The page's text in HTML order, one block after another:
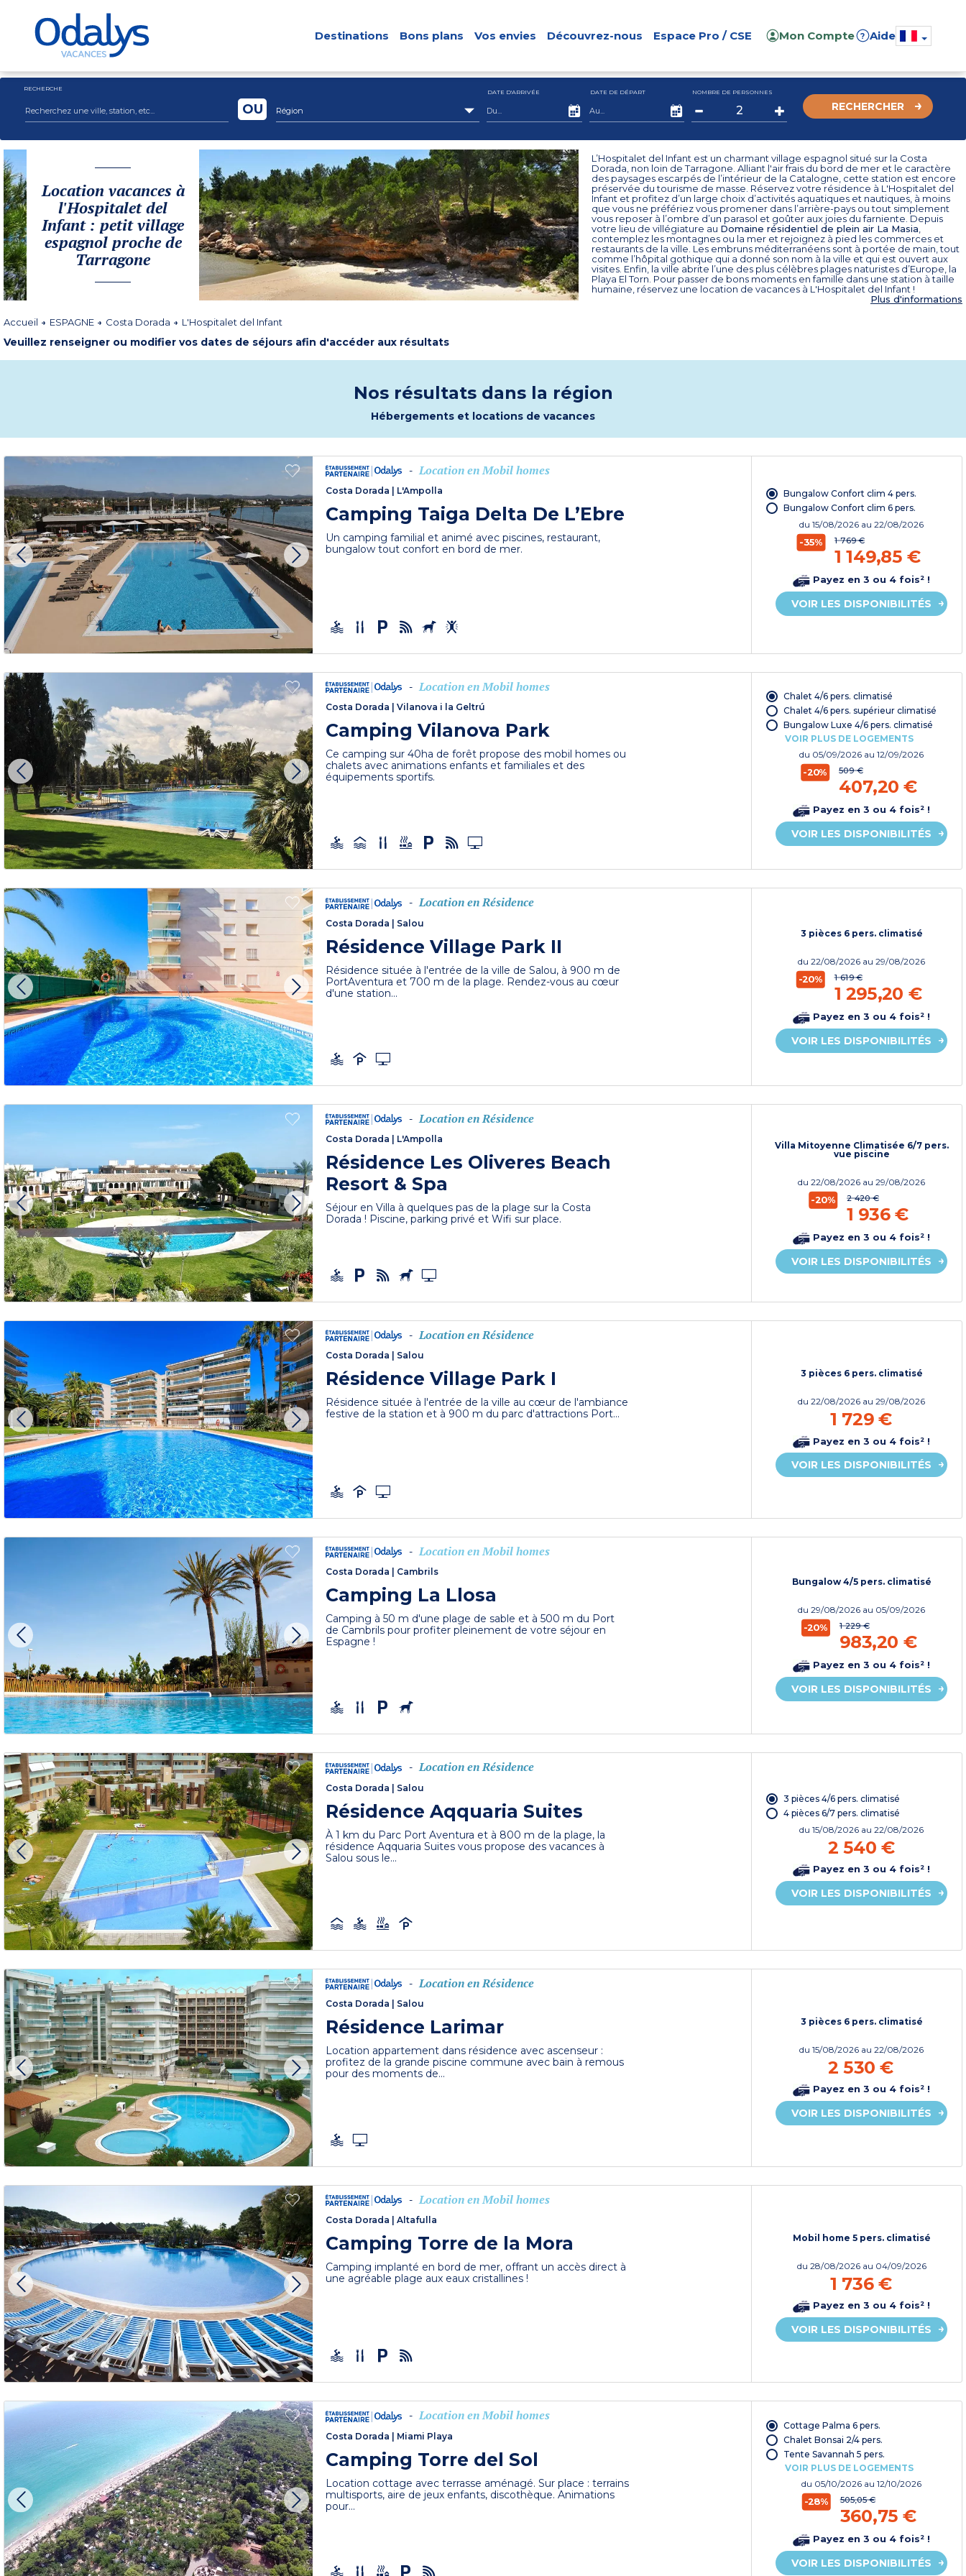
Destinations Bons plans Vos envies Découvrez-nous Espace Pro / CSE Mon Compte ? Aide
RECHERCHE
Région
OU
DATE D'ARRIVÉE DATE DE DÉPART NOMBRE DE PERSONNES
RECHERCHER
Location vacances à
l'Hospitalet del
Infant : petit village
espagnol proche de
Tarragone
L’Hospitalet del Infant est un charmant village espagnol situé sur la Costa
Dorada, non loin de Tarragone. Alliant l'air frais du bord de mer et le caractère
des paysages escarpés de l’intérieur de la Catalogne, cette station est encore
préservée du tourisme de masse. Réservez votre résidence à L'Hospitalet del
Infant et profitez d’un large choix d’activités aquatiques et nautiques, à moins
que vous ne préfériez vous promener dans l’arrière-pays ou tout simplement
vous reposer à l’ombre d’un parasol et goûter aux joies du farniente. Depuis
votre lieu de villégiature au Domaine résidentiel de plein air La Masia
contemplez les montagnes ou la mer et rejoignez à pied les commerces et
restaurants de la ville. Les embruns méditerranéens sont à portée de main, tout
comme l’hôpital gothique qui a donné son nom à la ville et qui est ouvert aux
visites. Enfin, la ville abrite l’une des plus célèbres plages naturistes d’Europe, la
Playa El Torn. Pour passer de bons moments en famille dans une station à taille
humaine, réservez une location de vacances à L'Hospitalet del Infant !
Plus d'informations
Accueil
ESPAGNE Costa Dorada L'Hospitalet del Infant
Veuillez renseigner ou modifier vos dates de séjours afin d'accéder aux résultats
Nos résultats dans la région
Hébergements et locations de vacances
- Location en Mobil homes
Costa Dorada L'Ampolla
Camping Taiga Delta De L’Ebre
Un camping familial et animé avec piscines, restaurant,
bungalow tout confort en bord de mer.
Bungalow Confort clim 4 pers.
Bungalow Confort clim 6 pers.
du15/08/2026 au 22/08/2026
-35% 1 769 €
1 149,85 €
Payez en 3 ou 4 fois² !
VOIR LES DISPONIBILITÉS
- Location en Mobil homes
Costa Dorada |Vilanova i la Geltrú
Camping Vilanova Park
Ce camping sur 40ha de forêt propose des mobil homes ou
chalets avec animations enfants et familiales et des
équipements sportifs.
Chalet 4/6 pers. climatisé
Chalet 4/6 pers. supérieur climatisé
Bungalow Luxe 4/6 pers. climatisé
VOIR PLUS DE LOGEMENTS
du 05/09/2026 au 12/09/2026
-20% 509 €
407,20 €
Payez en 3 ou 4 fois² !
VOIR LES DISPONIBILITÉS
- Location en Résidence
Costa Dorada Salou
Résidence Village Park II
Résidence située à l'entrée de la ville de Salou, à 900 m de
PortAventura et 700 m de la plage. Rendez-vous au cœur
d'une station...
3 pièces 6 pers. climatisé
du22/08/2026 au 29/08/2026
-20% 1 619 €
1 295,20 €
Payez en 3 ou 4 fois² !
VOIR LES DISPONIBILITÉS
- Location en Résidence
Costa Dorada L'Ampolla
Résidence Les Oliveres Beach
Resort & Spa
Séjour en Villa à quelques pas de la plage sur la Costa
Dorada ! Piscine, parking privé et Wifi sur place.
Villa Mitoyenne Climatisée 6/7 pers.
vue piscine
du22/08/2026 au 29/08/2026
-20% 2 420 €
1 936 €
Payez en 3 ou 4 fois² !
VOIR LES DISPONIBILITÉS
- Location en Résidence
Costa Dorada Salou
Résidence Village Park I
Résidence située à l'entrée de la ville au cœur de l'ambiance
festive de la station et à 900 m du parc d'attractions Port...
3 pièces 6 pers. climatisé
du22/08/2026 au 29/08/2026
1 729 €
Payez en 3 ou 4 fois² !
VOIR LES DISPONIBILITÉS
- Location en Mobil homes
Costa Dorada Cambrils
Camping La Llosa
Camping à 50 m d'une plage de sable et à 500 m du Port
de Cambrils pour profiter pleinement de votre séjour en
Espagne !
Bungalow 4/5 pers. climatisé
du29/08/2026 au 05/09/2026
-20% 1 229 €
983,20 €
Payez en 3 ou 4 fois² !
VOIR LES DISPONIBILITÉS
- Location en Résidence
Costa Dorada | Salou
Résidence Aqquaria Suites
À 1 km du Parc Port Aventura et à 800 m de la plage, la
résidence Aqquaria Suites vous propose des vacances à
Salou sous le...
3 pièces 4/6 pers. climatisé
4 pièces 6/7 pers. climatisé
du15/08/2026 au 22/08/2026
2 540 €
Payez en 3 ou 4 fois² !
VOIR LES DISPONIBILITÉS
- Location en Résidence
Costa Dorada Salou
Résidence Larimar
Location appartement dans résidence avec ascenseur :
profitez de la grande piscine commune avec bain à remous
pour des moments de...
3 pièces 6 pers. climatisé
du15/08/2026 au 22/08/2026
2 530 €
Payez en 3 ou 4 fois² !
VOIR LES DISPONIBILITÉS
- Location en Mobil homes
Costa Dorada |Altafulla
Camping Torre de la Mora
Camping implanté en bord de mer, offrant un accès direct à
une agréable plage aux eaux cristallines !
Mobil home 5 pers. climatisé
du 28/08/2026 au 04/09/2026
1 736 €
Payez en 3 ou 4 fois² !
VOIR LES DISPONIBILITÉS
- Location en Mobil homes
Costa Dorada Miami Playa
Camping Torre del Sol
Location cottage avec terrasse aménagé. Sur place : terrains
multisports, aire de jeux enfants, discothèque. Animations
pour...
Cottage Palma 6 pers.
Chalet Bonsai 2/4 pers.
Tente Savannah 5 pers.
VOIR PLUS DE LOGEMENTS
du 05/10/2026 au 12/10/2026
-28% 505,05 €
360,75 €
Payez en 3 ou 4 fois² !
VOIR LES DISPONIBILITÉS